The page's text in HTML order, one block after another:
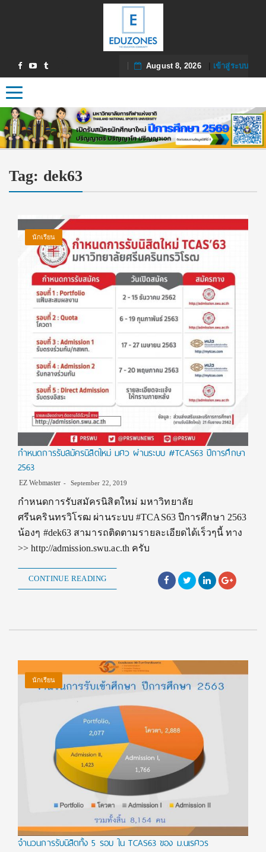
August 8, 2026| เข้าสู่ระบบ
Toggle navigation
Tag: dek63
นักเรียน
กำหนดการรับสมัครนิสิตใหม่ มศว ผ่านระบบ #TCAS63 ปีการศึกษา
2563
EZ Webmaster September 22, 2019
กำหนดการรับสมัครนิสิตใหม่ มหาวิทยาลัย
ศรีนครินทรวิโรฒ ผ่านระบบ #TCAS63 ปีการศึกษา 2563
น้องๆ #dek63 สามารถติดตามรายละเอียดได้เร็วๆนี้ ทาง
>> http://admission.swu.ac.th ครับ
CONTINUE READING
นักเรียน
จำนวนการรับนิสิตทั้ง 5 รอบ ใน TCAS63 ของ ม.นเรศวร